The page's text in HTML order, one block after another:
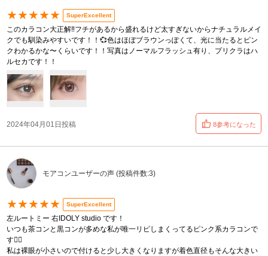
★★★★★ SuperExcellent
このカラコン大正解‼️フチがあるから盛れるけど太すぎないからナチュラルメイ
クでも馴染みやすいです！！💞色はほぼブラウンっぽくて、光に当たるとピン
クわかるかな〜くらいです！！写真はノーマルフラッシュ有り、プリクラはハ
ルセカです！！
2024年04月01日投稿 8参考になった
モアコンユーザーの声 (投稿件数:3)
★★★★★ SuperExcellent
左ルートミー 右IDOLY studio です！
いつも茶コンと黒コンが多めな私が唯一リピしまくってるピンク系カラコンで
す👍🏻
私は裸眼が小さいので付けると少し大きくなりますが着色直径もそんな大きい